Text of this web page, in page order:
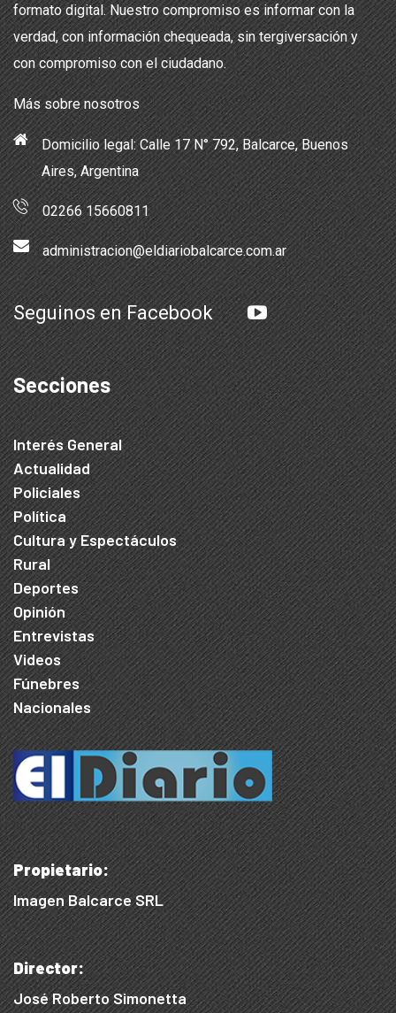
formato digital. Nuestro compromiso es informar con la
verdad, con información chequeada, sin tergiversación y
con compromiso con el ciudadano.
Más sobre nosotros
Domicilio legal: Calle 17 N° 792, Balcarce, Buenos
Aires, Argentina
02266 15660811
administracion@eldiariobalcarce.com.ar
Seguinos en Facebook
Secciones
Interés General
Actualidad
Policiales
Política
Cultura y Espectáculos
Rural
Deportes
Opinión
Entrevistas
Videos
Fúnebres
Nacionales
Propietario:
Imagen Balcarce SRL
Director:
José Roberto Simonetta